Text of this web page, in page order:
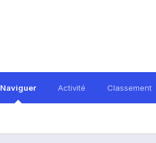
Naviguer Activité Classement